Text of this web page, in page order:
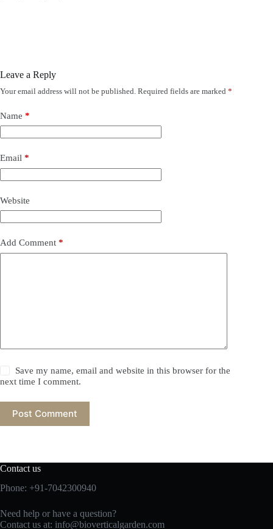
Leave a Reply
Your email address will not be published. Required fields are marked *
Name *
Email *
Website
Add Comment *
Save my name, email and website in this browser for the
next time I comment.
Post Comment
Contact us
Phone: +91-7042300940
Need help or have a question?
Contact us at: info@bioverticalgarden.com